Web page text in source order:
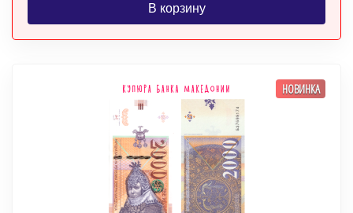
В корзину
НОВИНКА